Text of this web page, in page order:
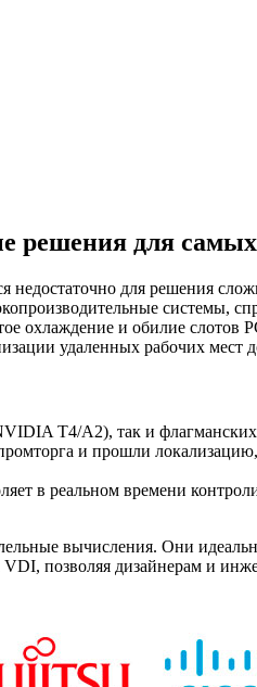
для самых
для решения
системы,
охлаждение и обилие
удаленных рабочих мест
T4/A2), так и
и прошли
в реальном времени
вычисления. Они
позволяя дизайнерам и